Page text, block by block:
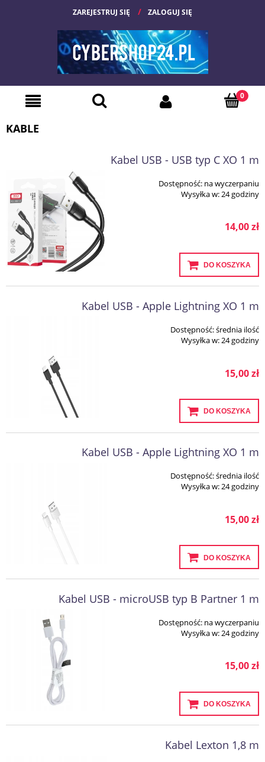
ZAREJESTRUJ SIĘ ZALOGUJ SIĘ
KABLE
Kabel USB - USB typ C XO 1 m
Dostępność: na wyczerpaniu
Wysyłka w:24 godziny
14,00 zł
DO KOSZYKA
Kabel USB - Apple Lightning XO 1 m
Dostępność:średnia ilość
Wysyłka w:24 godziny
15,00 zł
DO KOSZYKA
Kabel USB - Apple Lightning XO 1 m
Dostępność:średnia ilość
Wysyłka w:24 godziny
15,00 zł
DO KOSZYKA
Kabel USB - microUSB typ B Partner 1 m
Dostępność: na wyczerpaniu
Wysyłka w:24 godziny
15,00 zł
DO KOSZYKA
Kabel Lexton 1,8 m